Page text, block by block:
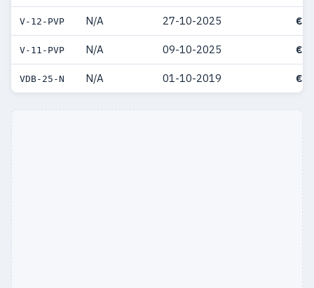
V-12-PVP N/A 27-10-2025 €
V-11-PVP N/A 09-10-2025 €
VDB-25-N N/A 01-10-2019 €